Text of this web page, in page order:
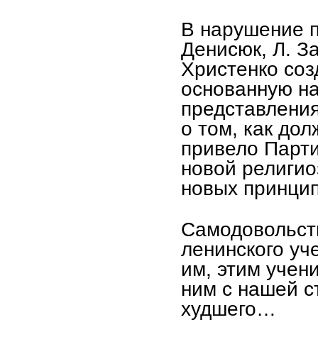
В нарушение
Денисюк, Л.
Христенко
основанную
о том, как
привело
новой
новых
ленинского
им, этим
ним с нашей
худшего…